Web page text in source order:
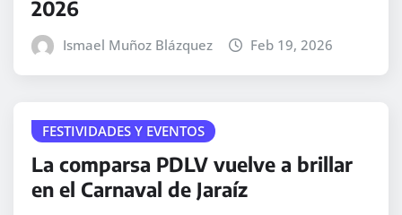
2026
Ismael Muñoz Blázquez Feb 19, 2026
FESTIVIDADES Y EVENTOS
La comparsa PDLV vuelve a brillar
en el Carnaval de Jaraíz